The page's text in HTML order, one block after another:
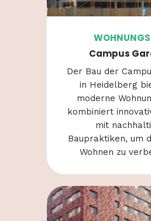
Campus
Der Bau der
in Heidelberg
moderne
kombiniert
mit
Baupraktiken, um
Wohnen zu